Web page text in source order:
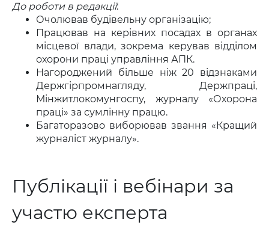
До роботи в редакції:
Очолював будівельну організацію;
Працював на керівних посадах в органах
місцевої влади, зокрема керував відділом
охорони праці управління АПК.
Нагороджений більше ніж 20 відзнаками
Держгірпромнагляду, Держпраці,
Мінжитлокомунгоспу, журналу «Охорона
праці» за сумлінну працю.
Багаторазово виборював звання «Кращий
журналіст журналу».
Публікації і вебінари за
участю експерта